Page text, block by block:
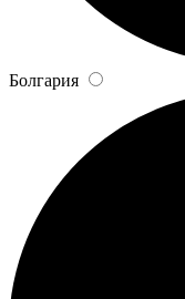
Болгария